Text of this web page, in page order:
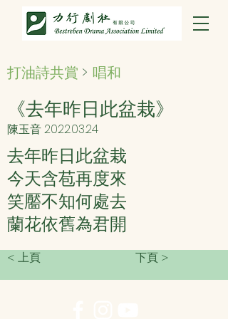
打油詩共賞 > 唱和
《去年昨日此盆栽》
陳玉音2022.03.24
去年昨日此盆栽
今天含苞再度來
笑靨不知何處去
蘭花依舊為君開
< 上頁 下頁 >